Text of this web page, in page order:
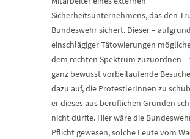
Sicherheitsunternehmens, das den
Bundeswehr sichert. Dieser – aufgrund
einschlägiger Tätowierungen
dem rechten Spektrum zuzuordnen
ganz bewusst vorbeilaufende
dazu auf, die ProtestlerInnen zu
er dieses aus beruflichen Gründen
nicht dürfte. Hier wäre die
Pflicht gewesen, solche Leute vom